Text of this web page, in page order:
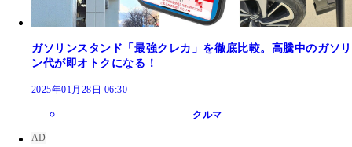
ガソリンスタンド「最強クレカ」を徹底比較。高騰中のガソリ
ン代が即オトクになる！
2025年01月28日 06:30
クルマ